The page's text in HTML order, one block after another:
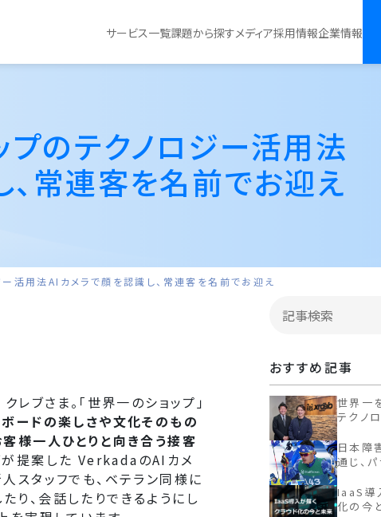
サービス一覧課題から探すメディア採用情報企業情報
のテクノロジー活用法
常連客を名前でお迎え
ー活用法AIカメラで顔を認識し、常連客を名前でお迎え
ブさま。「世界一のショップ」
ードの楽しさや文化そのもの
様一人ひとりと向き合う接客
が提案した VerkadaのAIカメ
スタッフでも、ベテラン同様に
、会話したりできるようにし
おすすめ記事
世界一
テクノ
連客を
日本障
通じ、
IaaS導
化の今